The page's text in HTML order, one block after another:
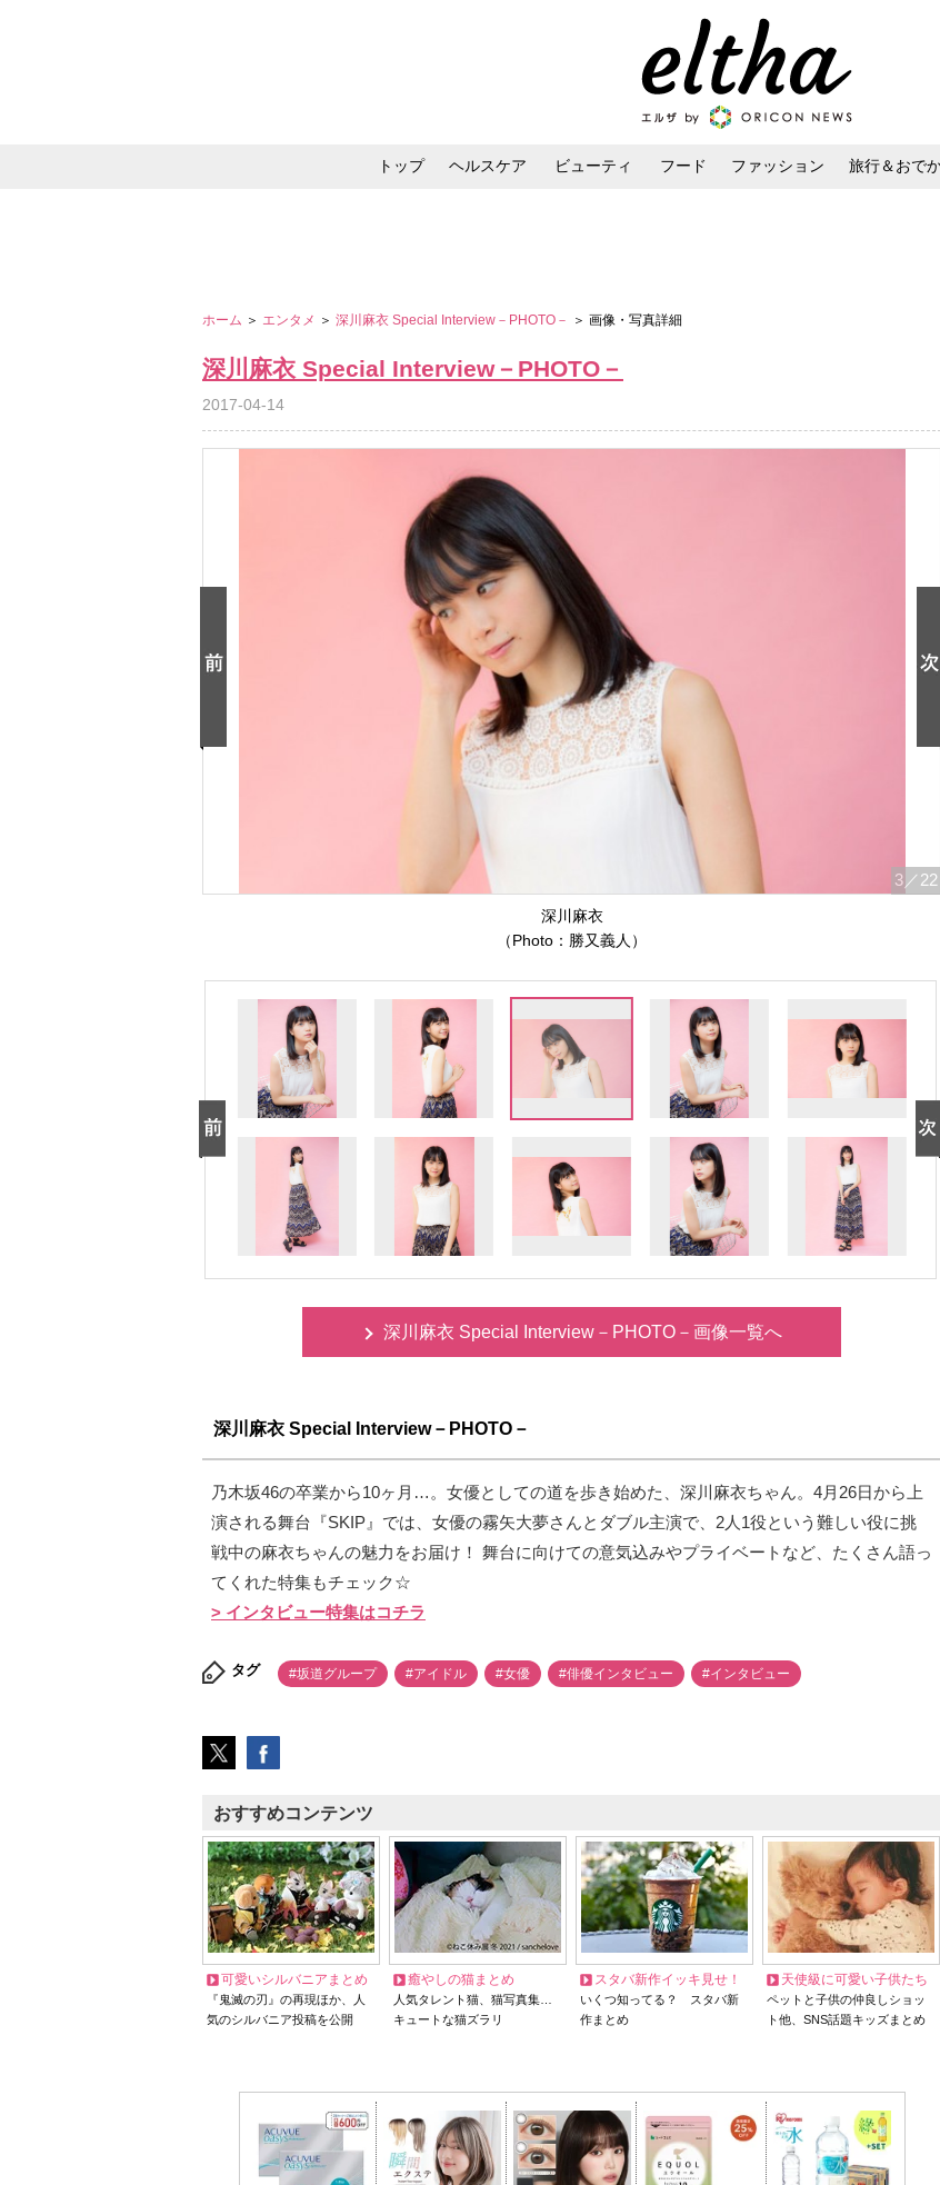
トップ ヘルスケア ビューティ フード ファッション 旅行＆おで
ホーム ＞ エンタメ ＞ 深川麻衣 Special Interview－PHOTO－ ＞ 画像・写真詳細
深川麻衣 Special Interview－PHOTO－
2017-04-14
3 ／22
深川麻衣
（Photo：勝又義人）
深川麻衣 Special Interview－PHOTO－画像一覧へ
深川麻衣 Special Interview－PHOTO－
乃木坂46の卒業から10ヶ月…。女優としての道を歩き始めた、深川麻衣ちゃん。4月26日から上
演される舞台『SKIP』では、女優の霧矢大夢さんとダブル主演で、2人1役という難しい役に挑
戦中の麻衣ちゃんの魅力をお届け！ 舞台に向けての意気込みやプライベートなど、たくさん語っ
てくれた特集もチェック☆
> インタビュー特集はコチラ
タグ #坂道グループ #アイドル #女優 #俳優インタビュー #インタビュー
おすすめコンテンツ
可愛いシルバニアまとめ
『鬼滅の刃』の再現ほか、人
気のシルバニア投稿を公開
癒やしの猫まとめ
人気タレント猫、猫写真集…
キュートな猫ズラリ
スタバ新作イッキ見せ！
いくつ知ってる？ スタバ新
作まとめ
天使級に可愛い子供たち
ペットと子供の仲良しショッ
ト他、SNS話題キッズまとめ